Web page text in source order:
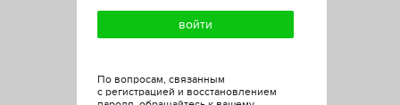
По вопросам, связанным
с регистрацией и восстановлением